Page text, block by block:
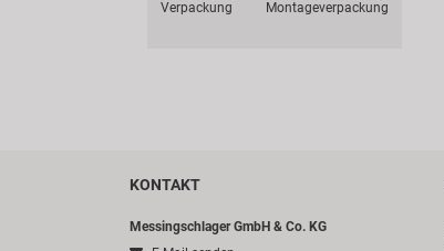
Verpackung Montageverpackung
KONTAKT
Messingschlager GmbH & Co. KG